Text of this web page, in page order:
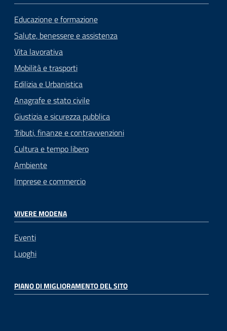
Educazione e formazione
Salute, benessere e assistenza
Vita lavorativa
Mobilità e trasporti
Edilizia e Urbanistica
Anagrafe e stato civile
Giustizia e sicurezza pubblica
Tributi, finanze e contravvenzioni
Cultura e tempo libero
Ambiente
Imprese e commercio
VIVERE MODENA
Eventi
Luoghi
PIANO DI MIGLIORAMENTO DEL SITO